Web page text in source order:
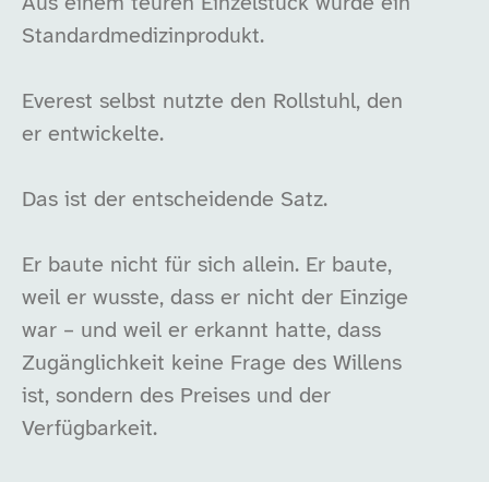
Standardmedizinprodukt.
Everest selbst nutzte den Rollstuhl, den
er entwickelte.
Das ist der entscheidende Satz.
Er baute nicht für sich allein. Er baute,
weil er wusste, dass er nicht der Einzige
war – und weil er erkannt hatte, dass
Zugänglichkeit keine Frage des Willens
ist, sondern des Preises und der
Verfügbarkeit.